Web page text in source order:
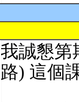
我誠懇第
路) 這個